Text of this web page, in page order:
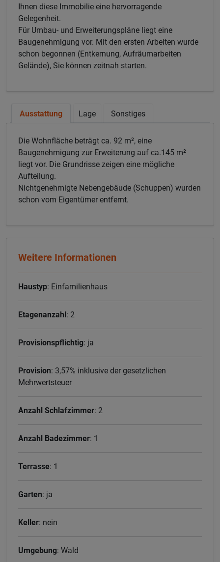
Ihnen diese Immobilie eine hervorragende
Gelegenheit.
Für Umbau- und Erweiterungspläne liegt eine
Baugenehmigung vor. Mit den ersten Arbeiten wurde
schon begonnen (Entkernung, Aufräumarbeiten
Gelände), Sie können zeitnah starten.
Ausstattung Lage Sonstiges
Die Wohnfläche beträgt ca. 92 m², eine
Baugenehmigung zur Erweiterung auf ca.145 m²
liegt vor. Die Grundrisse zeigen eine mögliche
Aufteilung.
Nichtgenehmigte Nebengebäude (Schuppen) wurden
schon vom Eigentümer entfernt.
Weitere Informationen
Haustyp: Einfamilienhaus
Etagenanzahl: 2
Provisionspflichtig: ja
Provision: 3,57% inklusive der gesetzlichen
Mehrwertsteuer
Anzahl Schlafzimmer: 2
Anzahl Badezimmer: 1
Terrasse: 1
Garten: ja
Keller: nein
Umgebung: Wald